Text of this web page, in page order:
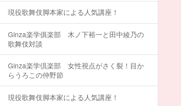
現役歌舞伎脚本家による人気講座！
Ginza楽学俱楽部 木ノ下裕一と田中綾乃の
歌舞伎対談
Ginza楽学倶楽部 女性視点がさく裂！目か
らうろこの仲野節
現役歌舞伎脚本家による人気講座！